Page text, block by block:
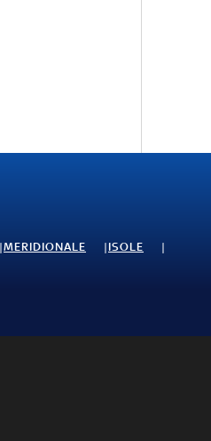
MERIDIONALE
ISOLE